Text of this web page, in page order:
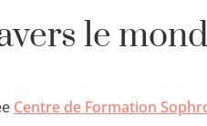
le
Centre de Formation